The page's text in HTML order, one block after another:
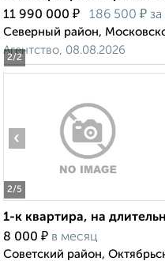
2/2
11 990 000 ₽ 186 500 ₽ за
Северный район,
Агентство, 08.08.2026
2/5
‹
1-к квартира, на
8 000 ₽ в месяц
Советский район,